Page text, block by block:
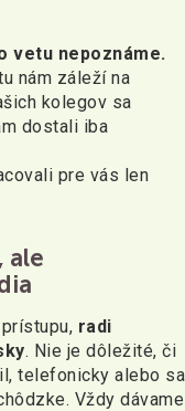
vetu nepoznáme.
nám záleží na
kolegov sa
dostali iba
pre vás len
ale
radi
. Nie je dôležité, či
telefonicky alebo sa
Vždy dávame